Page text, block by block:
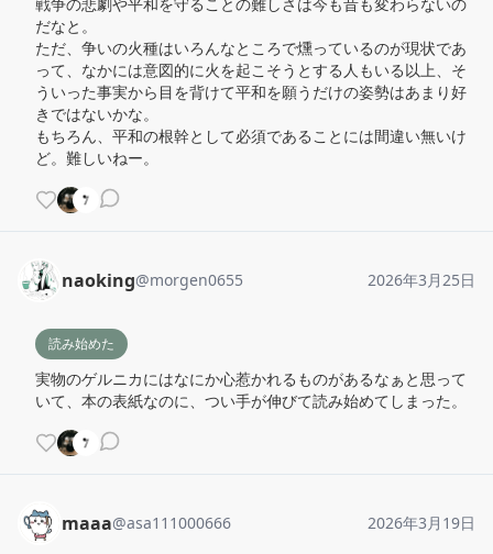
だなと。
ただ、争いの火種はいろんなところで燻っているのが現状であ
って、なかには意図的に火を起こそうとする人もいる以上、そ
ういった事実から目を背けて平和を願うだけの姿勢はあまり好
きではないかな。
もちろん、平和の根幹として必須であることには間違い無いけ
ど。難しいねー。
naoking@morgen0655 2026年3月25日
読み始めた
実物のゲルニカにはなにか心惹かれるものがあるなぁと思って
いて、本の表紙なのに、つい手が伸びて読み始めてしまった。
maaa@asa111000666 2026年3月19日